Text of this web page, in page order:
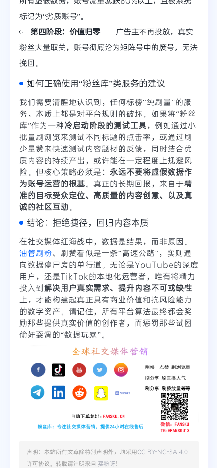
标记为“劣质账号”。
第四阶段：价值归零——广告主不再投放，真实
粉丝大量取关，账号彻底沦为矩阵号中的废号，无法
挽回。
如何正确使用“粉丝库”类服务的建议
我们需要清醒地认识到，任何标榜“纯刷量”的服
务，本质上都是对平台规则的破坏。如果将“粉丝
库”作为一种冷启动阶段的测试工具，例如通过小
批量刷浏览来测试不同标题的点击率，或通过刷
少量赞来快速测试内容题材的反馈，同时结合优
质内容的持续产出，或许能在一定程度上规避风
险。但核心策略必须是： 永远不要将虚假数据作
为账号运营的根基。真正的长期回报，来自于精
准的目标受众定位、高质量的内容创意、以及真
诚的社区互动。
结论：拒绝捷径，回归内容本质
在社交媒体红海战中，数据是结果，而非原因。
油管刷粉、刷赞看似是一条“高速公路”，实则通
向数据停尸房的单行道。无论是YouTube的深度
用户，还是TikTok的本地化运营者，唯有将精力
投入到解决用户真实需求、提升内容不可或缺性
上，才能构建起真正具有商业价值和抗风险能力
的数字资产。请记住，所有平台算法最终都会奖
励那些提供真实价值的创作者，而惩罚那些试图
偷奸耍滑的“数据玩家”。
声明：本站所有文章除特别声明外，均采用CC BY-NC-SA 4.0
许可协议。转载请注明来自 买粉呀！